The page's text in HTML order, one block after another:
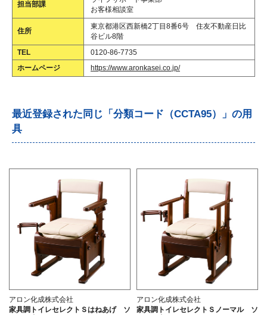
担当部課
お客様相談室
住所
東京都港区西新橋2丁目8番6号 住友不動産日比
谷ビル8階
TEL
0120-86-7735
ホームページ
https://www.aronkasei.co.jp/
最近登録された同じ「分類コード（CCTA95）」の用
具
アロン化成株式会社
家具調トイレセレクトＳはねあげ ソ
アロン化成株式会社
家具調トイレセレクトＳノーマル ソ